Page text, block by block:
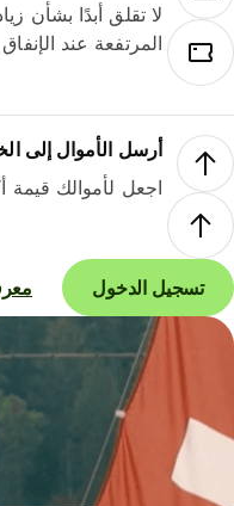
لا تقلق أبدًا بشأن
المرتفعة عند الإنفاق
أرسل الأموال إلى
اجعل لأموالك قيمة
تسجيل الدخول